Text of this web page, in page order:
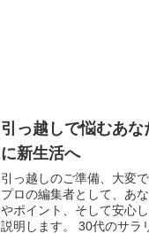
引っ越しで悩むあ
に新生活へ
引っ越しのご準備、大変
プロの編集者として、あ
やポイント、そして安心
説明します。 30代のサラ